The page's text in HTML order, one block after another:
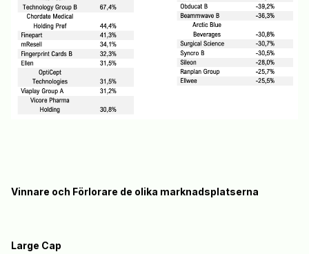
Vinnare och Förlorare de olika marknadsplatserna
Large Cap